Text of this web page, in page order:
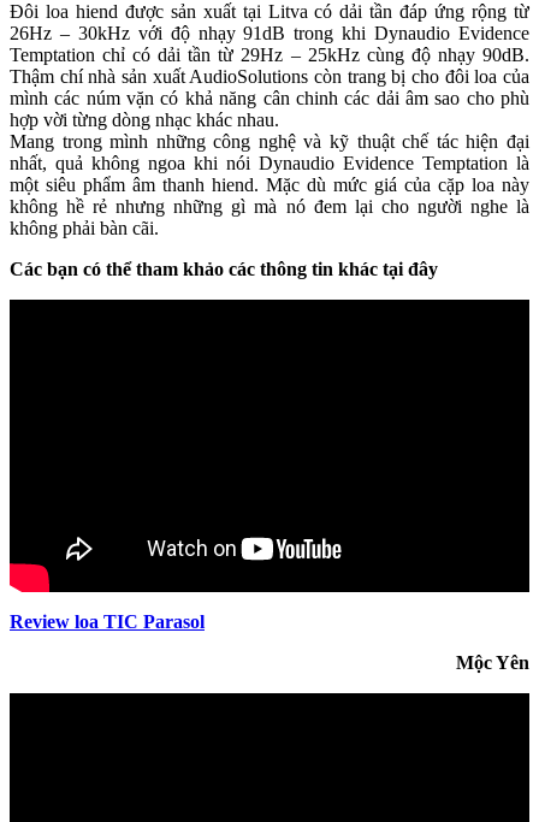
Đôi loa hiend được sản xuất tại Litva có dải tần đáp ứng rộng từ
26Hz – 30kHz với độ nhạy 91dB trong khi Dynaudio Evidence
Temptation chỉ có dải tần từ 29Hz – 25kHz cùng độ nhạy 90dB.
Thậm chí nhà sản xuất AudioSolutions còn trang bị cho đôi loa của
mình các núm vặn có khả năng cân chinh các dải âm sao cho phù
hợp vời từng dòng nhạc khác nhau.
Mang trong mình những công nghệ và kỹ thuật chế tác hiện đại
nhất, quả không ngoa khi nói Dynaudio Evidence Temptation là
một siêu phẩm âm thanh hiend. Mặc dù mức giá của cặp loa này
không hề rẻ nhưng những gì mà nó đem lại cho người nghe là
không phải bàn cãi.
Các bạn có thể tham khảo các thông tin khác tại đây
Review loa TIC Parasol
Mộc Yên